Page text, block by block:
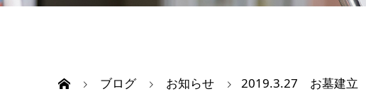
ブログ お知らせ 2019.3.27 お墓建立